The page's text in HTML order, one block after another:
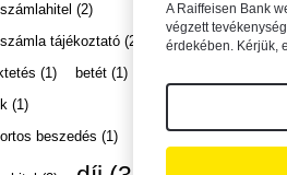
(2)
tájékoztató (2)
(1) betét (1)
(1)
beszedés (1)
A
A Raiffeisen Bank
végzett
érdekében. Kérjük,